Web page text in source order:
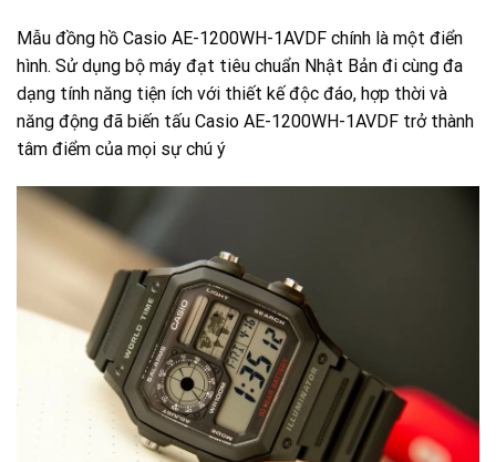
Mẫu đồng hồ Casio AE-1200WH-1AVDF chính là một điển
hình. Sử dụng bộ máy đạt tiêu chuẩn Nhật Bản đi cùng đa
dạng tính năng tiện ích với thiết kế độc đáo, hợp thời và
năng động đã biến tấu Casio AE-1200WH-1AVDF trở thành
tâm điểm của mọi sự chú ý